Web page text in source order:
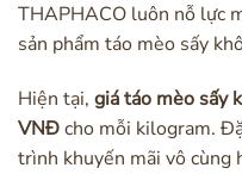
THAPHACO luôn nỗ lực
sản phẩm táo mèo sấy
Hiện tại, giá táo mèo sấy
VNĐcho mỗi kilogram.
trình khuyến mãi vô cùng